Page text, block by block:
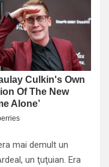
mai demult un
un ţuţuian. Era